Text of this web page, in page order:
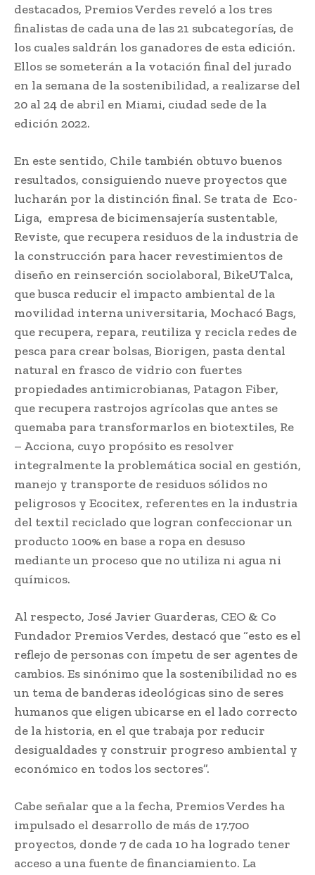
destacados, Premios Verdes reveló a los tres
finalistas de cada una de las 21 subcategorías, de
los cuales saldrán los ganadores de esta edición.
Ellos se someterán a la votación final del jurado
en la semana de la sostenibilidad, a realizarse del
20 al 24 de abril en Miami, ciudad sede de la
edición 2022.
En este sentido, Chile también obtuvo buenos
resultados, consiguiendo nueve proyectos que
lucharán por la distinción final. Se trata de Eco-
Liga, empresa de bicimensajería sustentable,
Reviste, que recupera residuos de la industria de
la construcción para hacer revestimientos de
diseño en reinserción sociolaboral, BikeUTalca,
que busca reducir el impacto ambiental de la
movilidad interna universitaria, Mochacó Bags,
que recupera, repara, reutiliza y recicla redes de
pesca para crear bolsas, Biorigen, pasta dental
natural en frasco de vidrio con fuertes
propiedades antimicrobianas, Patagon Fiber,
que recupera rastrojos agrícolas que antes se
quemaba para transformarlos en biotextiles, Re
– Acciona, cuyo propósito es resolver
integralmente la problemática social en gestión,
manejo y transporte de residuos sólidos no
peligrosos y Ecocitex, referentes en la industria
del textil reciclado que logran confeccionar un
producto 100% en base a ropa en desuso
mediante un proceso que no utiliza ni agua ni
químicos.
Al respecto, José Javier Guarderas, CEO & Co
Fundador Premios Verdes, destacó que “esto es el
reflejo de personas con ímpetu de ser agentes de
cambios. Es sinónimo que la sostenibilidad no es
un tema de banderas ideológicas sino de seres
humanos que eligen ubicarse en el lado correcto
de la historia, en el que trabaja por reducir
desigualdades y construir progreso ambiental y
económico en todos los sectores”.
Cabe señalar que a la fecha, Premios Verdes ha
impulsado el desarrollo de más de 17.700
proyectos, donde 7 de cada 10 ha logrado tener
acceso a una fuente de financiamiento. La